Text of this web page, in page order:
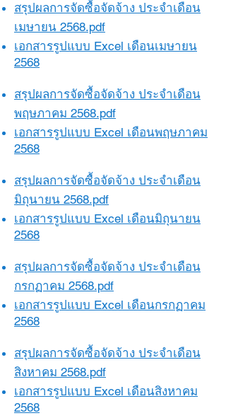
สรุปผลการจัดซื้อจัดจ้าง ประจำเดือน
เมษายน 2568.pdf​​
เอกสารรูปแบบ Excel เดือนเมษายน
2568
สรุปผลการจัดซื้อจัดจ้าง ประจำเดือน
พฤษภาคม 2568.pdf​​
เอกสารรูปแบบ Excel เดือนพฤษภาคม
2568
สรุปผลการจัดซื้อจัดจ้าง ประจำเดือน
มิถุนายน 2568.pdf​​
เอกสารรูปแบบ Excel เดือนมิถุนายน
2568
สรุปผลการจัดซื้อจัดจ้าง ประจำเดือน
กรกฏาคม 2568.pdf​​
เอกสารรูปแบบ Excel เดือนกรกฏาคม
2568
สรุปผลการจัดซื้อจัดจ้าง ประจำเดือน
สิงหาคม 2568.pdf​​
เอกสารรูปแบบ Excel เดือนสิงหาคม
2568